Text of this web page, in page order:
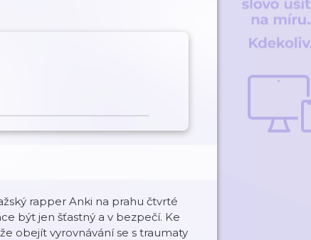
rapper Anki na prahu čtvrté
být jen šťastný a v bezpečí. Ke
obejít vyrovnávání se s traumaty